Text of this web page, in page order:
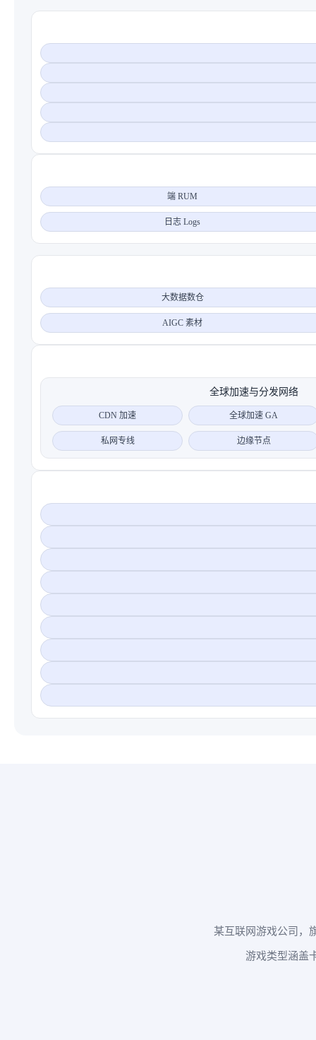
端 RUM
日志 Logs
大数据数仓
AIGC 素材
全球加速与分发网络
CDN 加速 全球加速 GA
私网专线 边缘节点
某互联网游戏公司，
游戏类型涵盖